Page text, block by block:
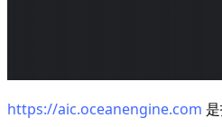
https://aic.oceanengine.com